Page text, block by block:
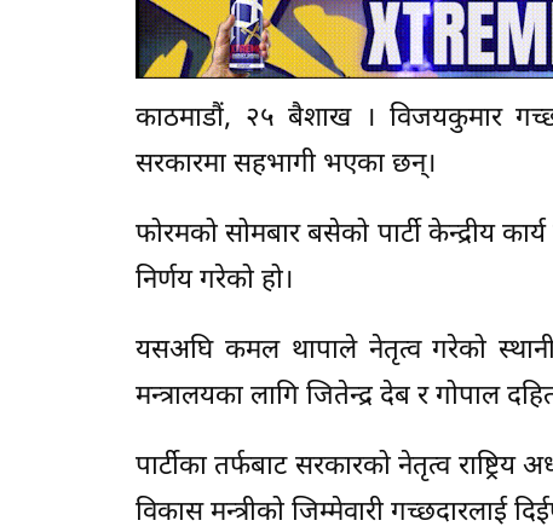
काठमाडौं, २५ बैशाख । विजयकुमार
सरकारमा सहभागी भएका छन्।
फोरमको सोमबार बसेको पार्टी केन्द्रीय
निर्णय गरेको हो।
यसअघि कमल थापाले नेतृत्व गरेको
मन्त्रालयका लागि जितेन्द्र देब र गोपाल
पार्टीका तर्फबाट सरकारको नेतृत्व
विकास मन्त्रीको जिम्मेवारी गच्छदारलाई